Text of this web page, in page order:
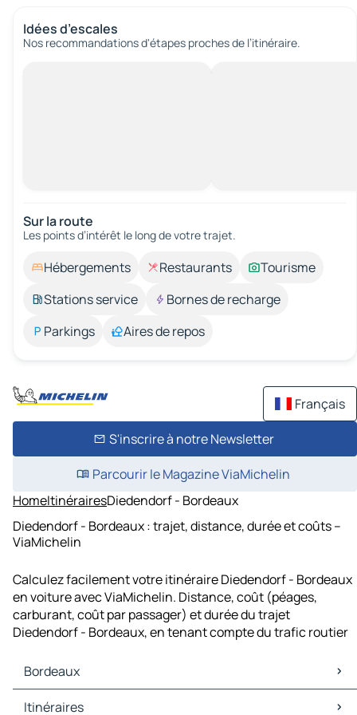
Idées d’escales
Nos recommandations d'étapes proches de l’itinéraire.
Sur la route
Les points d’intérêt le long de votre trajet.
Hébergements Restaurants
Tourisme
Stations service
Bornes de recharge
Parkings
Aires de repos
Français
S'inscrire à notre Newsletter
Parcourir le Magazine ViaMichelin
HomeItinérairesDiedendorf - Bordeaux
Diedendorf - Bordeaux : trajet, distance, durée et coûts –
ViaMichelin
Calculez facilement votre itinéraire Diedendorf - Bordeaux
en voiture avec ViaMichelin. Distance, coût (péages,
carburant, coût par passager) et durée du trajet
Diedendorf - Bordeaux, en tenant compte du trafic routier
Bordeaux
Bordeaux Cartes et plans
Itinéraires